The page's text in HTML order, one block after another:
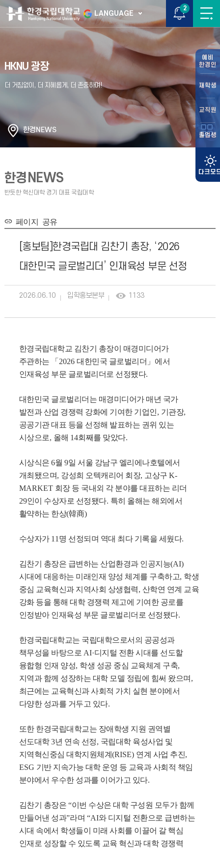
LANGUAGE
2
예비
한경인
재학생
교직원
졸업생
HKNU 광장
한경NEWS
한경NEWS
페이지 공유
[홍보팀]한경국립대 김찬기 총장, ‘2026
대한민국 글로벌리더’ 인재육성 부문 선정
2026.06.10 입학홍보본부 1133
한경국립대학교 김찬기 총장이 매경미디어가
주관하는
「 2026대한민국 글로벌리더 」 에서
인재육성 부문 글로벌리더로 선정됐다.
대한민국 글로벌리더는 매경미디어가 매년 국가
발전과 산업 경쟁력 강화에 기여한 기업인, 기관장,
공공기관 대표 등을 선정해 발표하는 권위 있는
시상으로, 올해 14회째를 맞았다.
시상식은6월9일 서울 강남구 엘리에나호텔에서
개최됐으며, 강성희 오텍캐리어 회장, 고상구K-
MARKET 회장 등 국내외 각 분야를 대표하는 리더
29인이 수상자로 선정됐다. 특히 올해는 해외에서
활약하는 한상(韓商)
수상자가 11 명 선정되며 역대 최다 기록을 세웠다.
김찬기 총장은 급변하는 산업환경과 인공지능(AI)
시대에 대응하는 미래인재 양성 체계를 구축하고, 학생
중심 교육혁신과 지역사회 상생협력, 산학연 연계 교육
강화 등을 통해 대학 경쟁력 제고에 기여한 공로를
인정받아 인재육성 부문 글로벌리더로 선정됐다.
한경국립대학교는 국립대학으로서의 공공성과
책무성을 바탕으로 AI·디지털 전환 시대를 선도할
융합형 인재 양성, 학생 성공 중심 교육체계 구축,
지역과 함께 성장하는 대학 모델 정립에 힘써 왔으며 ,
최근에는 교육혁신과 사회적 가치 실현 분야에서
다양한 성과를 거두고 있다.
또한 한경국립대학교는 장애학생 지원 권역별
선도대학3년 연속 선정, 국립대학 육성사업 및
지역혁신중심 대학지원체계(RISE) 연계 사업 추진,
ESG 기반 지속가능 대학 운영 등 교육과 사회적 책임
분야에서 우수한 성과를 이어가고 있다.
김찬기 총장은 “이번 수상은 대학 구성원 모두가 함께
만들어낸 성과”라며 “AI와 디지털 전환으로 급변하는
시대 속에서 학생들이 미래 사회를 이끌어 갈 핵심
인재로 성장할 수 있도록 교육 혁신과 대학 경쟁력